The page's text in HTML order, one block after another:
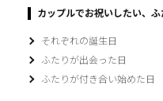
カップルでお祝いしたい、ふ
それぞれの誕生日
ふたりが出会った日
ふたりが付き合い始めた日